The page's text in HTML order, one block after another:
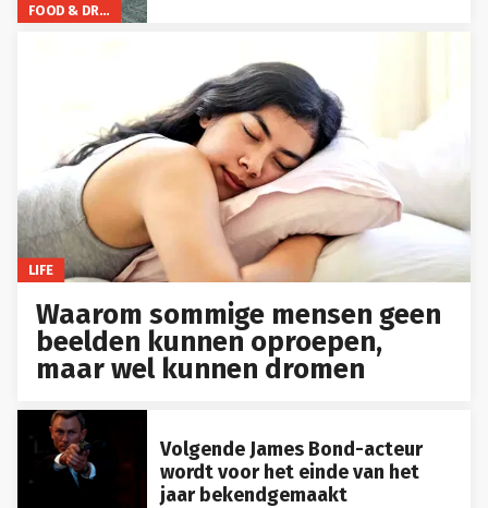
FOOD & DRINKS
LIFE
Waarom sommige mensen geen
beelden kunnen oproepen,
maar wel kunnen dromen
Volgende James Bond-acteur
wordt voor het einde van het
jaar bekendgemaakt